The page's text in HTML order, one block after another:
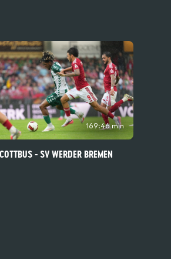
169:46 min
- SV WERDER BREMEN